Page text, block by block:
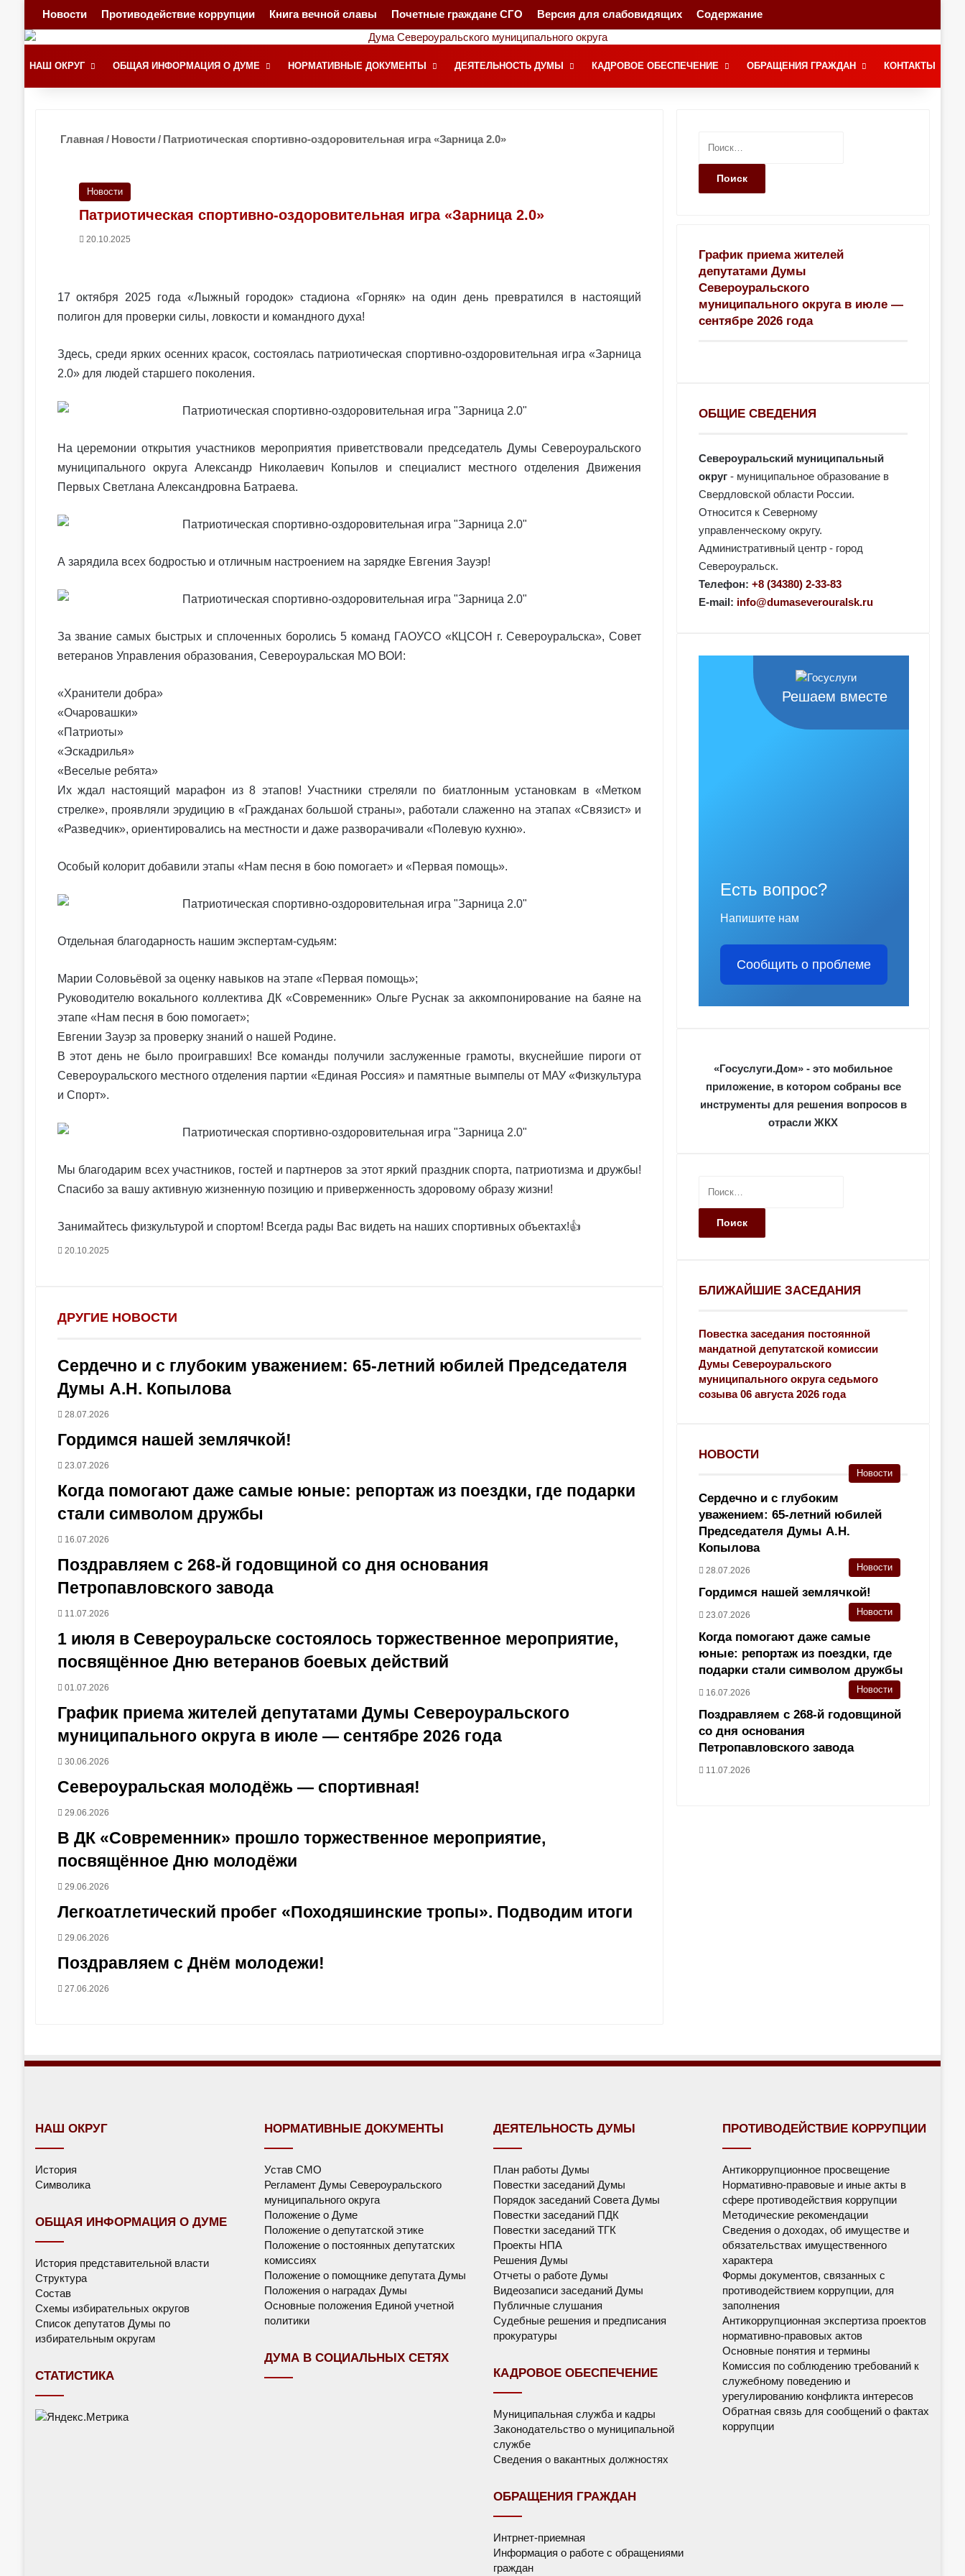
Новости Противодействие коррупции Книга вечной славы Почетные граждане СГО Версия для слабовидящих Содержание
НАШ ОКРУГ ОБЩАЯ ИНФОРМАЦИЯ О ДУМЕ НОРМАТИВНЫЕ ДОКУМЕНТЫ ДЕЯТЕЛЬНОСТЬ ДУМЫ КАДРОВОЕ ОБЕСПЕЧЕНИЕ ОБРАЩЕНИЯ ГРАЖДАН КОНТАКТЫ
Главная / Новости / Патриотическая спортивно-оздоровительная игра «Зарница 2.0»
Новости
Патриотическая спортивно-оздоровительная игра «Зарница 2.0»
20.10.2025
17 октября 2025 года «Лыжный городок» стадиона «Горняк» на один день превратился в настоящий
полигон для проверки силы, ловкости и командного духа!
Здесь, среди ярких осенних красок, состоялась патриотическая спортивно-оздоровительная игра «Зарница
2.0» для людей старшего поколения.
На церемонии открытия участников мероприятия приветствовали председатель Думы Североуральского
муниципального округа Александр Николаевич Копылов и специалист местного отделения Движения
Первых Светлана Александровна Батраева.
А зарядила всех бодростью и отличным настроением на зарядке Евгения Зауэр!
За звание самых быстрых и сплоченных боролись 5 команд ГАОУСО «КЦСОН г. Североуральска», Совет
ветеранов Управления образования, Североуральская МО ВОИ:
«Хранители добра»
«Очаровашки»
«Патриоты»
«Эскадрилья»
«Веселые ребята»
Их ждал настоящий марафон из 8 этапов! Участники стреляли по биатлонным установкам в «Метком
стрелке», проявляли эрудицию в «Гражданах большой страны», работали слаженно на этапах «Связист» и
«Разведчик», ориентировались на местности и даже разворачивали «Полевую кухню».
Особый колорит добавили этапы «Нам песня в бою помогает» и «Первая помощь».
Отдельная благодарность нашим экспертам-судьям:
Марии Соловьёвой за оценку навыков на этапе «Первая помощь»;
Руководителю вокального коллектива ДК «Современник» Ольге Руснак за аккомпонирование на баяне на
этапе «Нам песня в бою помогает»;
Евгении Зауэр за проверку знаний о нашей Родине.
В этот день не было проигравших! Все команды получили заслуженные грамоты, вкуснейшие пироги от
Североуральского местного отделения партии «Единая Россия» и памятные вымпелы от МАУ «Физкультура
и Спорт».
Мы благодарим всех участников, гостей и партнеров за этот яркий праздник спорта, патриотизма и дружбы!
Спасибо за вашу активную жизненную позицию и приверженность здоровому образу жизни!
Занимайтесь физкультурой и спортом! Всегда рады Вас видеть на наших спортивных объектах!👍
20.10.2025
ДРУГИЕ НОВОСТИ
Сердечно и с глубоким уважением: 65-летний юбилей Председателя
Думы А.Н. Копылова
28.07.2026
Гордимся нашей землячкой!
23.07.2026
Когда помогают даже самые юные: репортаж из поездки, где подарки
стали символом дружбы
16.07.2026
Поздравляем с 268-й годовщиной со дня основания
Петропавловского завода
11.07.2026
1 июля в Североуральске состоялось торжественное мероприятие,
посвящённое Дню ветеранов боевых действий
01.07.2026
График приема жителей депутатами Думы Североуральского
муниципального округа в июле — сентябре 2026 года
30.06.2026
Североуральская молодёжь — спортивная!
29.06.2026
В ДК «Современник» прошло торжественное мероприятие,
посвящённое Дню молодёжи
29.06.2026
Легкоатлетический пробег «Походяшинские тропы». Подводим итоги
29.06.2026
Поздравляем с Днём молодежи!
27.06.2026
й
График приема жителей
депутатами Думы
Североуральского
муниципального округа в июле —
сентябре 2026 года
ОБЩИЕ СВЕДЕНИЯ
Североуральский муниципальный
округ - муниципальное образование в
Свердловской области России.
Относится к Северному
управленческому округу.
Административный центр - город
Североуральск.
Телефон:+8 (34380) 2-33-83
E-mail: info@dumaseverouralsk.ru
Решаем вместе
Есть вопрос?
Напишите нам
Сообщить о проблеме
«Госуслуги.Дом» - это мобильное
приложение, в котором собраны все
инструменты для решения вопросов в
отрасли ЖКХ
й
БЛИЖАЙШИЕ ЗАСЕДАНИЯ
Повестка заседания постоянной
мандатной депутатской комиссии
Думы Североуральского
муниципального округа седьмого
созыва 06 августа 2026 года
НОВОСТИ
Новости
Сердечно и с глубоким
уважением: 65-летний юбилей
Председателя Думы А.Н.
Копылова
28.07.2026 Новости
Гордимся нашей землячкой!
23.07.2026 Новости
Когда помогают даже самые
юные: репортаж из поездки, где
подарки стали символом дружбы
16.07.2026 Новости
Поздравляем с 268-й годовщиной
со дня основания
Петропавловского завода
11.07.2026
НАШ ОКРУГ
История
Символика
ОБЩАЯ ИНФОРМАЦИЯ О ДУМЕ
История представительной власти
Структура
Состав
Схемы избирательных округов
Список депутатов Думы по
избирательным округам
СТАТИСТИКА
НОРМАТИВНЫЕ ДОКУМЕНТЫ
Устав СМО
Регламент Думы Североуральского
муниципального округа
Положение о Думе
Положение о депутатской этике
Положение о постоянных депутатских
комиссиях
Положение о помощнике депутата Думы
Положения о наградах Думы
Основные положения Единой учетной
политики
ДУМА В СОЦИАЛЬНЫХ СЕТЯХ
ДЕЯТЕЛЬНОСТЬ ДУМЫ
План работы Думы
Повестки заседаний Думы
Порядок заседаний Совета Думы
Повестки заседаний ПДК
Повестки заседаний ТГК
Проекты НПА
Решения Думы
Отчеты о работе Думы
Видеозаписи заседаний Думы
Публичные слушания
Судебные решения и предписания
прокуратуры
КАДРОВОЕ ОБЕСПЕЧЕНИЕ
Муниципальная служба и кадры
Законодательство о муниципальной
службе
Сведения о вакантных должностях
ОБРАЩЕНИЯ ГРАЖДАН
Интрнет-приемная
Информация о работе с обращениями
граждан
ПРОТИВОДЕЙСТВИЕ КОРРУПЦИИ
Антикоррупционное просвещение
Нормативно-правовые и иные акты в
сфере противодействия коррупции
Методические рекомендации
Сведения о доходах, об имуществе и
обязательствах имущественного
характера
Формы документов, связанных с
противодействием коррупции, для
заполнения
Антикоррупционная экспертиза проектов
нормативно-правовых актов
Основные понятия и термины
Комиссия по соблюдению требований к
служебному поведению и
урегулированию конфликта интересов
Обратная связь для сообщений о фактах
коррупции